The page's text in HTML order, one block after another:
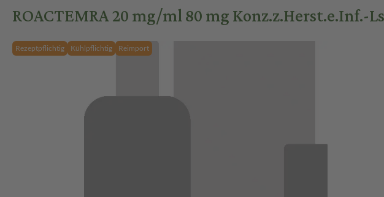
ROACTEMRA 20 mg/ml 80 mg
Rezeptpflichtig Kühlpflichtig Reimport